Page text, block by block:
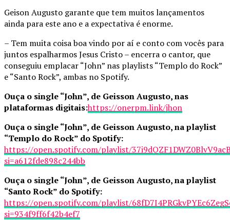
Geison Augusto garante que tem muitos lançamentos
ainda para este ano e a expectativa é enorme.
– Tem muita coisa boa vindo por aí e conto com vocês para
juntos espalharmos Jesus Cristo – encerra o cantor, que
conseguiu emplacar “John” nas playlists “Templo do Rock”
e “Santo Rock”, ambas no Spotify.
Ouça o single “John”, de Geisson Augusto, nas
plataformas digitais:https://onerpm.link/jhon
Ouça o single “John”, de Geisson Augusto, na playlist
“Templo do Rock” do Spotify:
https://open.spotify.com/playlist/
si=a612fde898c244bb
Ouça o single “John”, de Geisson Augusto, na playlist
“Santo Rock” do Spotify:
https://open.spotify.com/playlist/
si=934f9ff6f42b4ef7